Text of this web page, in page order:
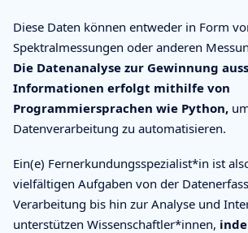
Diese Daten können entweder in Form
Spektralmessungen oder anderen
Die Datenanalyse zur Gewinnung
Informationen erfolgt mithilfe von
Programmiersprachen wie Python,
Datenverarbeitung zu automatisieren.
Ein(e) Fernerkundungsspezialist*in ist
vielfältigen Aufgaben von der
Verarbeitung bis hin zur Analyse und
unterstützen Wissenschaftler*innen,